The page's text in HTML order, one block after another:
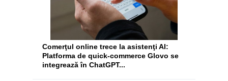
Comerţul online trece la asistenţi AI:
Platforma de quick-commerce Glovo se
integrează în ChatGPT...